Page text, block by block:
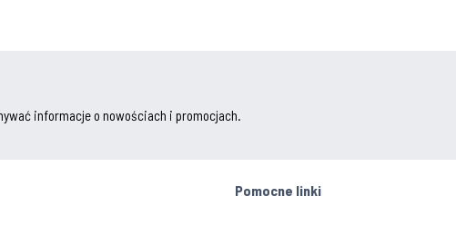
informacje o nowościach i promocjach.
Pomocne linki